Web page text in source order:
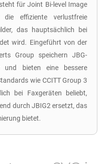
für Joint Bi-level Image
effiziente verlustfreie
das hauptsächlich bei
wird. Eingeführt von der
Group speichern JBG-
und bieten eine bessere
wie CCITT Group 3
bei Faxgeräten beliebt,
durch JBIG2 ersetzt, das
bietet.